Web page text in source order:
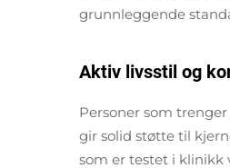
grunnleggende
Aktiv livsstil og
Personer som
gir solid støtte til
som er testet i klinikk